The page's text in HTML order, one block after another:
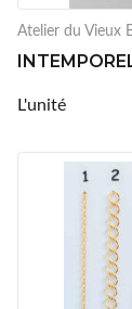
Atelier du Vieux
L'unité